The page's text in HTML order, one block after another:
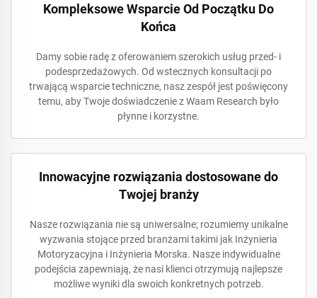
Kompleksowe Wsparcie Od Początku Do
Końca
Damy sobie radę z oferowaniem szerokich usług przed- i
podesprzedażowych. Od wstecznych konsultacji po
trwającą wsparcie techniczne, nasz zespół jest poświęcony
temu, aby Twoje doświadczenie z Waam Research było
płynne i korzystne.
Innowacyjne rozwiązania dostosowane do
Twojej branży
Nasze rozwiązania nie są uniwersalne; rozumiemy unikalne
wyzwania stojące przed branżami takimi jak Inżynieria
Motoryzacyjna i Inżynieria Morska. Nasze indywidualne
podejścia zapewniają, że nasi klienci otrzymują najlepsze
możliwe wyniki dla swoich konkretnych potrzeb.